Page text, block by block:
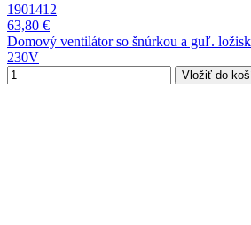
1901412
63,80 €
Domový ventilátor so šnúrkou a guľ.
230V
Vložiť do